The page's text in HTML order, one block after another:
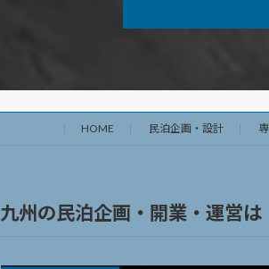
HOME 民泊企画・設計
九州の民泊企画・開業・運営は